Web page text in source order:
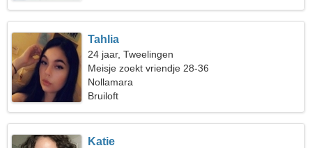
Tahlia
24 jaar, Tweelingen
Meisje zoekt vriendje 28-36
Nollamara
Bruiloft
Katie